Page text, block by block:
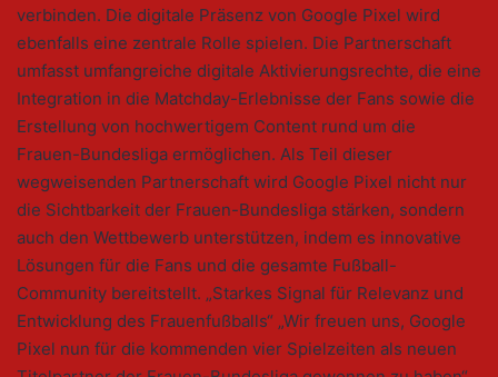
verbinden. Die digitale Präsenz von Google Pixel wird
ebenfalls eine zentrale Rolle spielen. Die Partnerschaft
umfasst umfangreiche digitale Aktivierungsrechte, die eine
Integration in die Matchday-Erlebnisse der Fans sowie die
Erstellung von hochwertigem Content rund um die
Frauen-Bundesliga ermöglichen. Als Teil dieser
wegweisenden Partnerschaft wird Google Pixel nicht nur
die Sichtbarkeit der Frauen-Bundesliga stärken, sondern
auch den Wettbewerb unterstützen, indem es innovative
Lösungen für die Fans und die gesamte Fußball-
Community bereitstellt. „Starkes Signal für Relevanz und
Entwicklung des Frauenfußballs“ „Wir freuen uns, Google
Pixel nun für die kommenden vier Spielzeiten als neuen